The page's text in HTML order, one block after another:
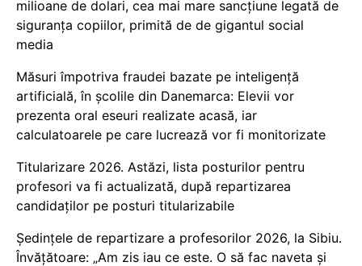
milioane de dolari, cea mai mare sancțiune legată de
siguranța copiilor, primită de de gigantul social
media
Măsuri împotriva fraudei bazate pe inteligență
artificială, în școlile din Danemarca: Elevii vor
prezenta oral eseuri realizate acasă, iar
calculatoarele pe care lucrează vor fi monitorizate
Titularizare 2026. Astăzi, lista posturilor pentru
profesori va fi actualizată, după repartizarea
candidaților pe posturi titularizabile
Ședințele de repartizare a profesorilor 2026, la Sibiu.
Învățătoare: „Am zis iau ce este. O să fac naveta și